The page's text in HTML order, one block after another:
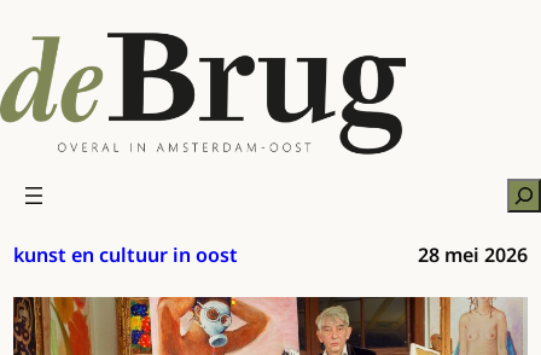
naar
de
inhoud
kunst en cultuur in oost 28 mei 2026